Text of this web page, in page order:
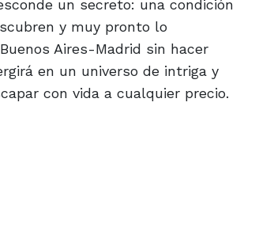
un secreto: una condición
y muy pronto lo
Aires-Madrid sin hacer
en un universo de intriga y
con vida a cualquier precio.